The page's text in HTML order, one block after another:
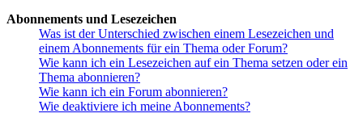
Abonnements und Lesezeichen
Was ist der Unterschied zwischen einem Lesezeichen und
einem Abonnements für ein Thema oder Forum?
Wie kann ich ein Lesezeichen auf ein Thema setzen oder ein
Thema abonnieren?
Wie kann ich ein Forum abonnieren?
Wie deaktiviere ich meine Abonnements?